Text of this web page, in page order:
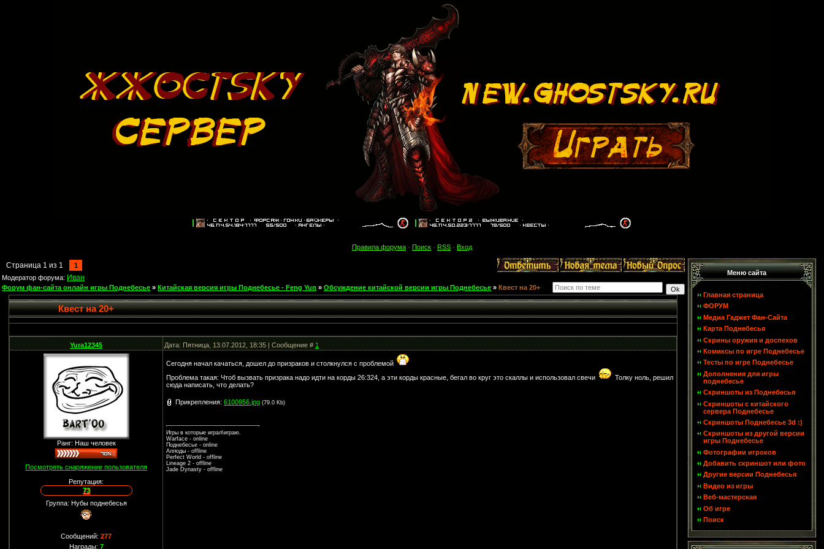
Правила форума · Поиск · RSS · Вход
Страница 1 из 1
1
Модератор форума: Иван
Форум фан-сайта онлайн игры Поднебесье » Китайская версия игры Поднебесье - Feng Yun » Обсуждение китайской версии игры Поднебесье » Квест на 20+
Квест на 20+
Yura12345 Дата: Пятница, 13.07.2012, 18:35 | Сообщение #1
Ранг: Наш человек
Посмотреть снаряжение пользователя
Репутация:
73
Группа: Нубы поднебесья
Сообщений:277
Награды: 7
Сегодня начал качаться, дошел до призраков и столкнулся с проблемой
Проблема такая: Чтоб вызвать призрака надо идти на корды 26:324, а эти корды красные, бегал во круг это скаллы и использовал свечи
Толку ноль, решил
сюда написать, что делать?
Прикрепления:6100956.jpg (79.0 Kb)
Игры в которые играл\играю.
Warface - online
Поднебесье - online
Аллоды - offline
Perfect World - offline
Lineage 2 - offline
Jade Dynasty - offline
Меню сайта
Главная страница
ФОРУМ
Медиа Гаджет Фан-Сайта
Карта Поднебесья
Скрины оружия и доспехов
Комиксы по игре Поднебесье
Тесты по игре Поднебесье
Дополнения для игры
поднебесье
Скриншоты из Поднебесья
Скриншоты с китайского
сервера Поднебесье
Скриншоты Поднебесье 3d :)
Скриншоты из другой версии
игры Поднебесье
Фотографии игроков
Добавить скриншот или фото
Другие версии Поднебесья
Видео из игры
Веб-мастерская
Об игре
Поиск